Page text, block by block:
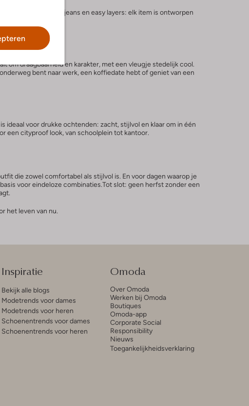
tot de perfecte jeans en easy layers: elk item is ontworpen
om draagbaarheid en karakter, met een vleugje stedelijk cool.
bent naar werk, een koffiedate hebt of geniet van een
voor drukke ochtenden: zacht, stijlvol en klaar om in één
een cityproof look, van schoolplein tot kantoor.
die zowel comfortabel als stijlvol is. En voor dagen waarop je
voor eindeloze combinaties.Tot slot: geen herfst zonder een
het leven van nu.
Inspiratie
Bekijk alle blogs
Modetrends voor dames
Modetrends voor heren
Schoenentrends voor dames
Schoenentrends voor heren
Omoda
Over Omoda
Werken bij Omoda
Boutiques
Omoda-app
Corporate Social
Responsibility
Nieuws
Toegankelijkheidsverklaring